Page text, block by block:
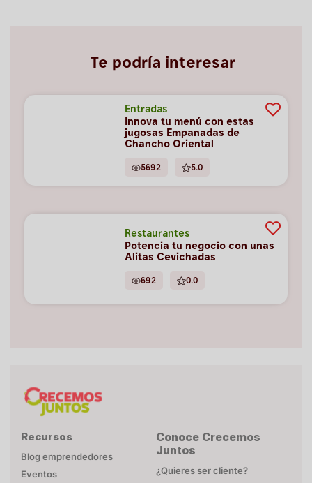
Te podría interesar
Entradas
Innova tu menú con estas
jugosas Empanadas de
Chancho Oriental
5692 5.0
Restaurantes
Potencia tu negocio con unas
Alitas Cevichadas
692 0.0
Recursos
Blog emprendedores
Eventos
Conoce Crecemos
Juntos
¿Quieres ser cliente?